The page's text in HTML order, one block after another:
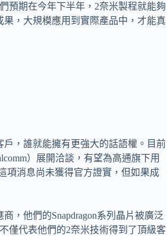
預期在今年下半年，2奈米製程就能夠
，大規模應用到實際產品中，才能真
，誰就能擁有更強大的話語權。目前
）展開洽談，有望為高通旗下用
項消息尚未獲得官方證實，但如果成
，他們的Snapdragon系列晶片被廣泛
僅代表他們的2奈米技術得到了頂級客